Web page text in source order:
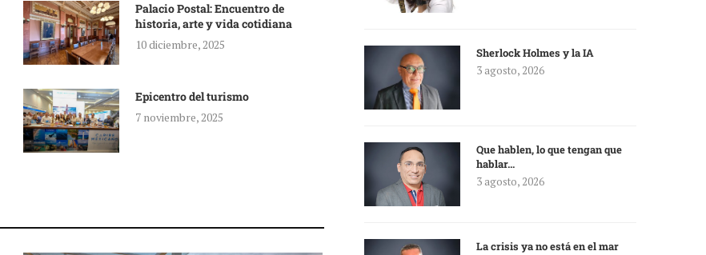
Palacio Postal: Encuentro de
historia, arte y vida cotidiana
10 diciembre, 2025
Epicentro del turismo
7 noviembre, 2025
Sherlock Holmes y la IA
3 agosto, 2026
Que hablen, lo que tengan que
hablar…
3 agosto, 2026
La crisis ya no está en el mar